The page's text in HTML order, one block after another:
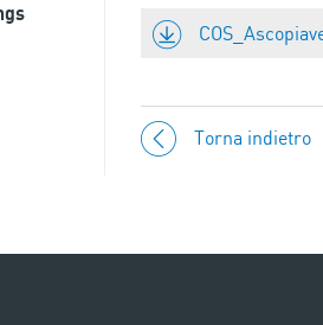
Torna indietro